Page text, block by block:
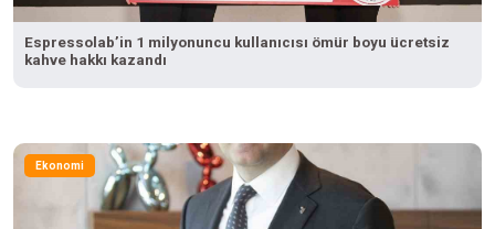
Espressolab’in 1 milyonuncu kullanıcısı ömür boyu ücretsiz
kahve hakkı kazandı
Ekonomi